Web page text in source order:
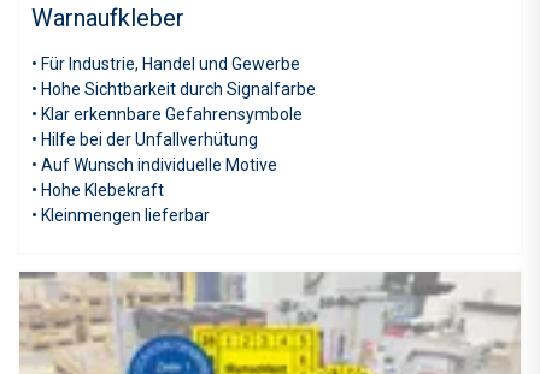
Warnaufkleber
• Für Industrie, Handel und Gewerbe
• Hohe Sichtbarkeit durch Signalfarbe
• Klar erkennbare Gefahrensymbole
• Hilfe bei der Unfallverhütung
• Auf Wunsch individuelle Motive
• Hohe Klebekraft
• Kleinmengen lieferbar